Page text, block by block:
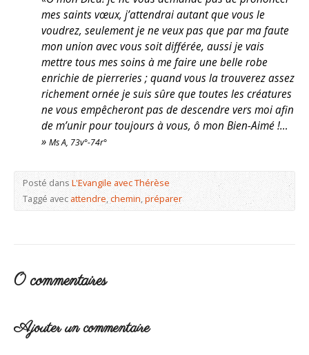
mes saints vœux, j’attendrai autant que vous le
voudrez, seulement je ne veux pas que par ma faute
mon union avec vous soit différée, aussi je vais
mettre tous mes soins à me faire une belle robe
enrichie de pierreries ; quand vous la trouverez assez
richement ornée je suis sûre que toutes les créatures
ne vous empêcheront pas de descendre vers moi afin
de m’unir pour toujours à vous, ô mon Bien-Aimé !…
» Ms A, 73v°-74r°
Posté dansL'Evangile avec Thérèse
Taggé avecattendre,chemin,préparer
0 commentaires
Ajouter un commentaire